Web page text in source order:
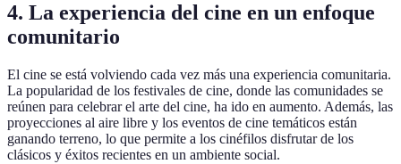
4. La experiencia del cine en un enfoque
comunitario
El cine se está volviendo cada vez más una experiencia comunitaria.
La popularidad de los festivales de cine, donde las comunidades se
reúnen para celebrar el arte del cine, ha ido en aumento. Además, las
proyecciones al aire libre y los eventos de cine temáticos están
ganando terreno, lo que permite a los cinéfilos disfrutar de los
clásicos y éxitos recientes en un ambiente social.